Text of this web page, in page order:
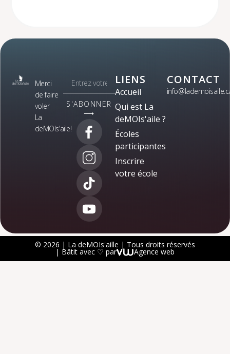
Merci
de faire
voler
La
deMOIs’aile!
S'ABONNER
⟶
LIENS
Accueil
Qui est La
deMOIs'aile ?
Écoles
participantes
Inscrire
votre école
CONTACT
© 2026 | La deMOIs'aille | Tous droits réservés
| Bâtit avec ♡ par Agence web